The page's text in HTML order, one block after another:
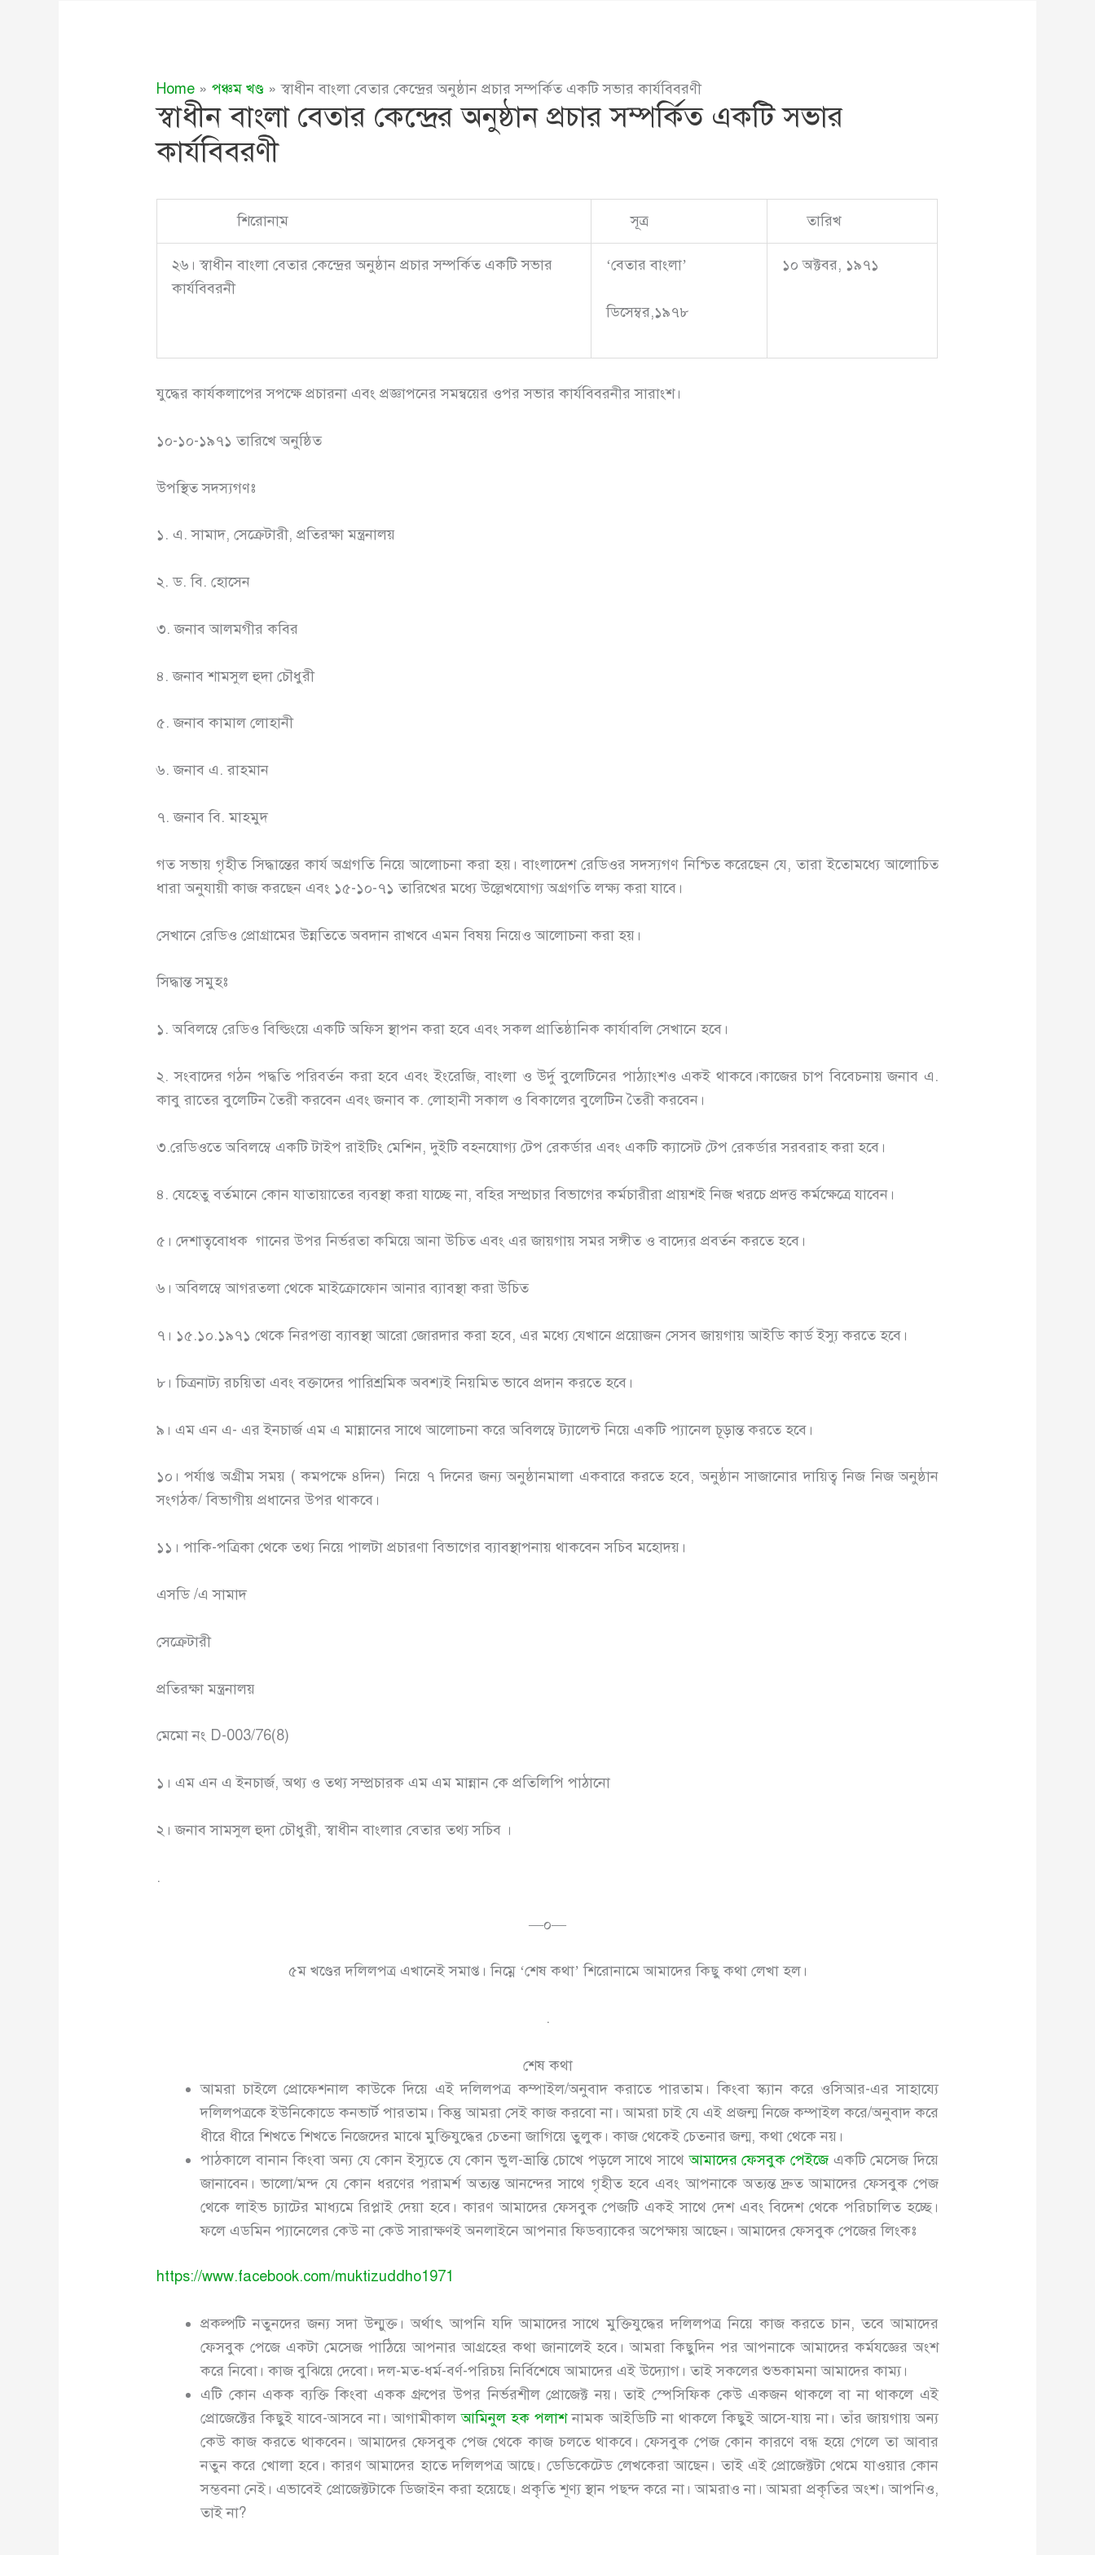
Home পঞ্চম খণ্ড স্বাধীন বাংলা বেতার কেন্দ্রের অনুষ্ঠান প্রচার সম্পর্কিত একটি সভার কার্যবিবরণী
স্বাধীন বাংলা বেতার কেন্দ্রের অনুষ্ঠান প্রচার সম্পর্কিত একটি সভার
কার্যবিবরণী
শিরোনা্ম সূত্র তারিখ
২৬। স্বাধীন বাংলা বেতার কেন্দ্রের অনুষ্ঠান প্রচার সম্পর্কিত একটি সভার
কার্যবিবরনী
‘বেতার বাংলা’
ডিসেম্বর,১৯৭৮
১০ অক্টবর, ১৯৭১
যুদ্ধের কার্যকলাপের সপক্ষে প্রচারনা এবং প্রজ্ঞাপনের সমন্বয়ের ওপর সভার কার্যবিবরনীর সারাংশ।
১০-১০-১৯৭১ তারিখে অনুষ্ঠিত
উপস্থিত সদস্যগণঃ
১. এ. সামাদ, সেক্রেটারী, প্রতিরক্ষা মন্ত্রনালয়
২. ড. বি. হোসেন
৩. জনাব আলমগীর কবির
৪. জনাব শামসুল হুদা চৌধুরী
৫. জনাব কামাল লোহানী
৬. জনাব এ. রাহমান
৭. জনাব বি. মাহমুদ
গত সভায় গৃহীত সিদ্ধান্তের কার্য অগ্রগতি নিয়ে আলোচনা করা হয়। বাংলাদেশ রেডিওর সদস্যগণ নিশ্চিত করেছেন যে, তারা ইতোমধ্যে আলোচিত
ধারা অনুযায়ী কাজ করছেন এবং ১৫-১০-৭১ তারিখের মধ্যে উল্লেখযোগ্য অগ্রগতি লক্ষ্য করা যাবে।
সেখানে রেডিও প্রোগ্রামের উন্নতিতে অবদান রাখবে এমন বিষয় নিয়েও আলোচনা করা হয়।
সিদ্ধান্ত সমুহঃ
১. অবিলম্বে রেডিও বিল্ডিংয়ে একটি অফিস স্থাপন করা হবে এবং সকল প্রাতিষ্ঠানিক কার্যাবলি সেখানে হবে।
২. সংবাদের গঠন পদ্ধতি পরিবর্তন করা হবে এবং ইংরেজি, বাংলা ও উর্দু বুলেটিনের পাঠ্যাংশও একই থাকবে।কাজের চাপ বিবেচনায় জনাব এ.
কাবু রাতের বুলেটিন তৈরী করবেন এবং জনাব ক. লোহানী সকাল ও বিকালের বুলেটিন তৈরী করবেন।
৩.রেডিওতে অবিলম্বে একটি টাইপ রাইটিং মেশিন, দুইটি বহনযোগ্য টেপ রেকর্ডার এবং একটি ক্যাসেট টেপ রেকর্ডার সরবরাহ করা হবে।
৪. যেহেতু বর্তমানে কোন যাতায়াতের ব্যবস্থা করা যাচ্ছে না, বহির সম্প্রচার বিভাগের কর্মচারীরা প্রায়শই নিজ খরচে প্রদত্ত কর্মক্ষেত্রে যাবেন।
৫। দেশাত্ববোধক গানের উপর নির্ভরতা কমিয়ে আনা উচিত এবং এর জায়গায় সমর সঙ্গীত ও বাদ্যের প্রবর্তন করতে হবে।
৬। অবিলম্বে আগরতলা থেকে মাইক্রোফোন আনার ব্যাবস্থা করা উচিত
৭। ১৫.১০.১৯৭১ থেকে নিরপত্তা ব্যাবস্থা আরো জোরদার করা হবে, এর মধ্যে যেখানে প্রয়োজন সেসব জায়গায় আইডি কার্ড ইস্যু করতে হবে।
৮। চিত্রনাট্য রচয়িতা এবং বক্তাদের পারিশ্রমিক অবশ্যই নিয়মিত ভাবে প্রদান করতে হবে।
৯। এম এন এ- এর ইনচার্জ এম এ মান্নানের সাথে আলোচনা করে অবিলম্বে ট্যালেন্ট নিয়ে একটি প্যানেল চূড়ান্ত করতে হবে।
১০। পর্যাপ্ত অগ্রীম সময় ( কমপক্ষে ৪দিন) নিয়ে ৭ দিনের জন্য অনুষ্ঠানমালা একবারে করতে হবে, অনুষ্ঠান সাজানোর দায়িত্ব নিজ নিজ অনুষ্ঠান
সংগঠক/ বিভাগীয় প্রধানের উপর থাকবে।
১১। পাকি-পত্রিকা থেকে তথ্য নিয়ে পালটা প্রচারণা বিভাগের ব্যাবস্থাপনায় থাকবেন সচিব মহোদয়।
এসডি /এ সামাদ
সেক্রেটারী
প্রতিরক্ষা মন্ত্রনালয়
মেমো নং D-003/76(8)
১। এম এন এ ইনচার্জ, অথ্য ও তথ্য সম্প্রচারক এম এম মান্নান কে প্রতিলিপি পাঠানো
২। জনাব সামসুল হুদা চৌধুরী, স্বাধীন বাংলার বেতার তথ্য সচিব ।
.
—০—
৫ম খণ্ডের দলিলপত্র এখানেই সমাপ্ত। নিম্নে ‘শেষ কথা’ শিরোনামে আমাদের কিছু কথা লেখা হল।
.
শেষ কথা
আমরা চাইলে প্রোফেশনাল কাউকে দিয়ে এই দলিলপত্র কম্পাইল/অনুবাদ করাতে পারতাম। কিংবা স্ক্যান করে ওসিআর-এর সাহায্যে
দলিলপত্রকে ইউনিকোডে কনভার্ট পারতাম। কিন্তু আমরা সেই কাজ করবো না। আমরা চাই যে এই প্রজন্ম নিজে কম্পাইল করে/অনুবাদ করে
ধীরে ধীরে শিখতে শিখতে নিজেদের মাঝে মুক্তিযুদ্ধের চেতনা জাগিয়ে তুলুক। কাজ থেকেই চেতনার জন্ম, কথা থেকে নয়।
পাঠকালে বানান কিংবা অন্য যে কোন ইস্যুতে যে কোন ভুল-ভ্রান্তি চোখে পড়লে সাথে সাথেআমাদের ফেসবুক পেইজেএকটি মেসেজ দিয়ে
জানাবেন। ভালো/মন্দ যে কোন ধরণের পরামর্শ অত্যন্ত আনন্দের সাথে গৃহীত হবে এবং আপনাকে অত্যন্ত দ্রুত আমাদের ফেসবুক পেজ
থেকে লাইভ চ্যাটের মাধ্যমে রিপ্লাই দেয়া হবে। কারণ আমাদের ফেসবুক পেজটি একই সাথে দেশ এবং বিদেশ থেকে পরিচালিত হচ্ছে।
ফলে এডমিন প্যানেলের কেউ না কেউ সারাক্ষণই অনলাইনে আপনার ফিডব্যাকের অপেক্ষায় আছেন। আমাদের ফেসবুক পেজের লিংকঃ
https://www.facebook.com/muktizuddho1971
প্রকল্পটি নতুনদের জন্য সদা উন্মুক্ত। অর্থাৎ আপনি যদি আমাদের সাথে মুক্তিযুদ্ধের দলিলপত্র নিয়ে কাজ করতে চান, তবে আমাদের
ফেসবুক পেজে একটা মেসেজ পাঠিয়ে আপনার আগ্রহের কথা জানালেই হবে। আমরা কিছুদিন পর আপনাকে আমাদের কর্মযজ্ঞের অংশ
করে নিবো। কাজ বুঝিয়ে দেবো। দল-মত-ধর্ম-বর্ণ-পরিচয় নির্বিশেষে আমাদের এই উদ্যোগ। তাই সকলের শুভকামনা আমাদের কাম্য।
এটি কোন একক ব্যক্তি কিংবা একক গ্রুপের উপর নির্ভরশীল প্রোজেক্ট নয়। তাই স্পেসিফিক কেউ একজন থাকলে বা না থাকলে এই
প্রোজেক্টের কিছুই যাবে-আসবে না। আগামীকালআমিনুল হক পলাশনামক আইডিটি না থাকলে কিছুই আসে-যায় না। তাঁর জায়গায় অন্য
কেউ কাজ করতে থাকবেন। আমাদের ফেসবুক পেজ থেকে কাজ চলতে থাকবে। ফেসবুক পেজ কোন কারণে বন্ধ হয়ে গেলে তা আবার
নতুন করে খোলা হবে। কারণ আমাদের হাতে দলিলপত্র আছে। ডেডিকেটেড লেখকেরা আছেন। তাই এই প্রোজেক্টটা থেমে যাওয়ার কোন
সম্ভবনা নেই। এভাবেই প্রোজেক্টটাকে ডিজাইন করা হয়েছে। প্রকৃতি শূণ্য স্থান পছন্দ করে না। আমরাও না। আমরা প্রকৃতির অংশ। আপনিও,
তাই না?